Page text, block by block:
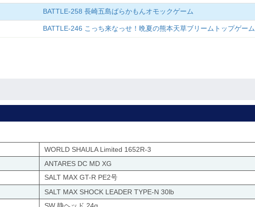
BATTLE-258 長崎五島ばらかもんオモックゲーム
BATTLE-246 こっち来なっせ！晩夏の熊本天草ブリームトップゲーム
WORLD SHAULA Limited 1652R-3
ANTARES DC MD XG
SALT MAX GT-R PE2号
SALT MAX SHOCK LEADER TYPE-N 30lb